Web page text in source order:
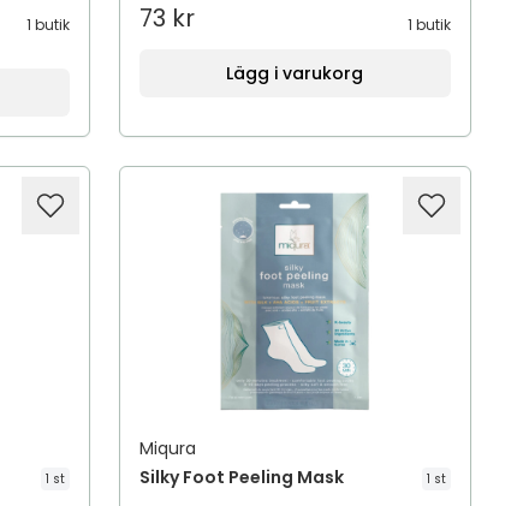
1 butik
73 kr 1 butik
Lägg i varukorg
1 st
Miqura
Silky Foot Peeling Mask
1 st